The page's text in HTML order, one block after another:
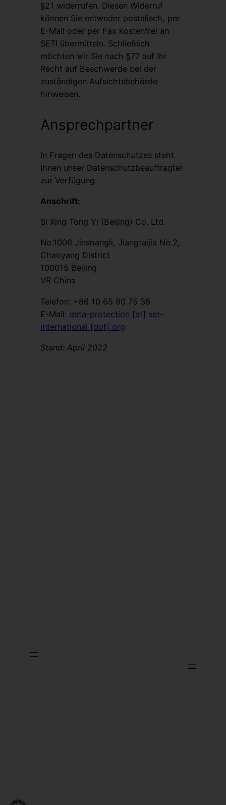
§21 widerrufen. Diesen Widerruf
können Sie entweder postalisch, per
E-Mail oder per Fax kostenfrei an
SETI übermitteln. Schließlich
möchten wir Sie nach §77 auf Ihr
Recht auf Beschwerde bei der
zuständigen Aufsichtsbehörde
hinweisen.
Ansprechpartner
In Fragen des Datenschutzes steht
Ihnen unser Datenschutzbeauftragter
zur Verfügung.
Anschrift:
Si Xing Tong Yi (Beijing) Co. Ltd.
No.1006 Jinshangli, Jiangtaijia No.2,
Chaoyang District
100015 Beijing
VR China
Telefon: +86 10 65 90 75 38
E-Mail: data-protection [at] set-
international [dot] org
Stand: April 2022